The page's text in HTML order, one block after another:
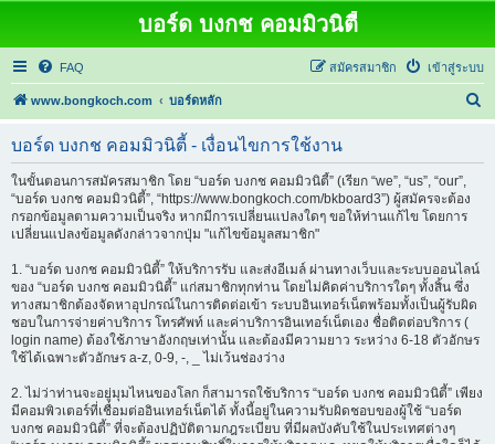
บอร์ด บงกช คอมมิวนิตี้
FAQ เข้าสู่ระบบ
สมัครสมาชิก
www.bongkoch.com บอร์ดหลัก
บอร์ด บงกช คอมมิวนิตี้ - เงื่อนไขการใช้งาน
ในขั้นตอนการสมัครสมาชิก โดย “บอร์ด บงกช คอมมิวนิตี้” (เรียก “we”, “us”, “our”,
“บอร์ด บงกช คอมมิวนิตี้”, “https://www.bongkoch.com/bkboard3”) ผู้สมัครจะต้อง
กรอกข้อมูลตามความเป็นจริง หากมีการเปลี่ยนแปลงใดๆ ขอให้ท่านแก้ไข โดยการ
เปลี่ยนแปลงข้อมูลดังกล่าวจากปุ่ม "แก้ไขข้อมูลสมาชิก"
1. “บอร์ด บงกช คอมมิวนิตี้” ให้บริการรับ และส่งอีเมล์ ผ่านทางเว็บและระบบออนไลน์
ของ “บอร์ด บงกช คอมมิวนิตี้” แก่สมาชิกทุกท่าน โดยไม่คิดค่าบริการใดๆ ทั้งสิ้น ซึ่ง
ทางสมาชิกต้องจัดหาอุปกรณ์ในการติดต่อเข้า ระบบอินเทอร์เน็ตพร้อมทั้งเป็นผู้รับผิด
ชอบในการจ่ายค่าบริการ โทรศัพท์ และค่าบริการอินเทอร์เน็ตเอง ชื่อติดต่อบริการ (
login name) ต้องใช้ภาษาอังกฤษเท่านั้น และต้องมีความยาว ระหว่าง 6-18 ตัวอักษร
ใช้ได้เฉพาะตัวอักษร a-z, 0-9, -, _ ไม่เว้นช่องว่าง
2. ไม่ว่าท่านจะอยู่มุมไหนของโลก ก็สามารถใช้บริการ “บอร์ด บงกช คอมมิวนิตี้” เพียง
มีคอมพิวเตอร์ที่เชื่อมต่ออินเทอร์เน็ตได้ ทั้งนี้อยู่ในความรับผิดชอบของผู้ใช้ “บอร์ด
บงกช คอมมิวนิตี้” ที่จะต้องปฏิบัติตามกฎระเบียบ ที่มีผลบังคับใช้ในประเทศต่างๆ